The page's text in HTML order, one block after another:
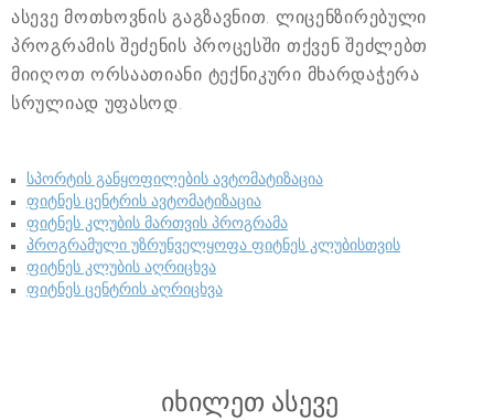
ასევე მოთხოვნის გაგზავნით. ლიცენზირებული
პროგრამის შეძენის პროცესში თქვენ შეძლებთ
მიიღოთ ორსაათიანი ტექნიკური მხარდაჭერა
სრულიად უფასოდ.
სპორტის განყოფილების ავტომატიზაცია
ფიტნეს ცენტრის ავტომატიზაცია
ფიტნეს კლუბის მართვის პროგრამა
პროგრამული უზრუნველყოფა ფიტნეს კლუბისთვის
ფიტნეს კლუბის აღრიცხვა
ფიტნეს ცენტრის აღრიცხვა
იხილეთ ასევე